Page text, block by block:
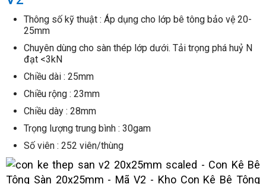
Thông số kỹ thuật : Áp dụng cho lớp bê tông bảo vệ 20-
25mm
Chuyên dùng cho sàn thép lớp dưới. Tải trọng phá huỷ N
đạt <3kN
Chiều dài : 25mm
Chiều rộng : 23mm
Chiều dày : 28mm
Trọng lượng trung bình : 30gam
Số viên : 252 viên/thùng